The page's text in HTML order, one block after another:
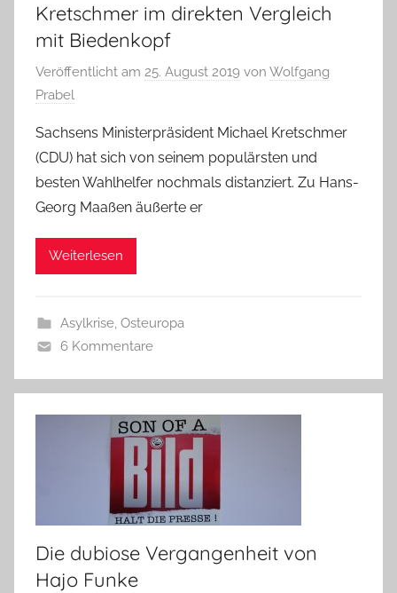
Kretschmer im direkten Vergleich
mit Biedenkopf
Veröffentlicht am 25. August 2019 von Wolfgang
Prabel
Sachsens Ministerpräsident Michael Kretschmer
(CDU) hat sich von seinem populärsten und
besten Wahlhelfer nochmals distanziert. Zu Hans-
Georg Maaßen äußerte er
Weiterlesen
Asylkrise, Osteuropa
6 Kommentare
Die dubiose Vergangenheit von
Hajo Funke